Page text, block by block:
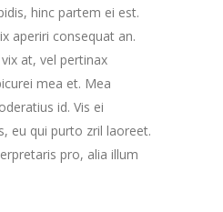
hinc partem ei est.
aperiri consequat an.
at, vel pertinax
mea et. Mea
id. Vis ei
eu qui purto zril laoreet.
pro, alia illum